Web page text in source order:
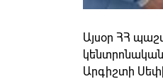
Այսօր ՀՀ
կենտրոնական
Արգիշտի